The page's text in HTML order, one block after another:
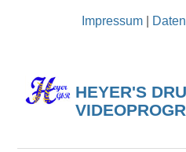
Impressum|
HEYER'S